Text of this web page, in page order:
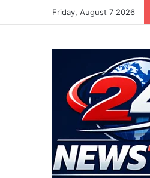
Friday, August 7 2026